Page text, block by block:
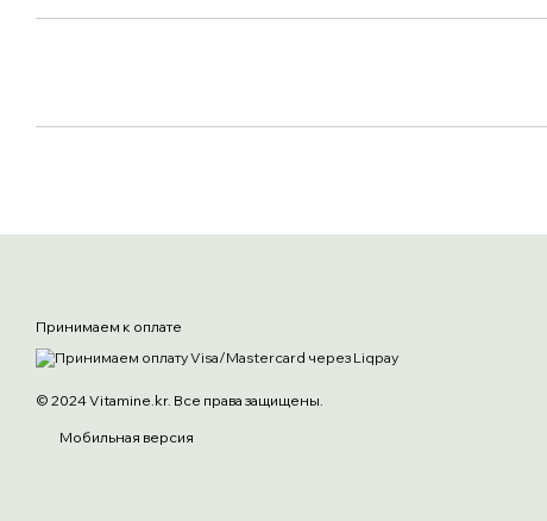
Принимаем к оплате
© 2024 Vitamine.kr. Все права защищены.
Мобильная версия